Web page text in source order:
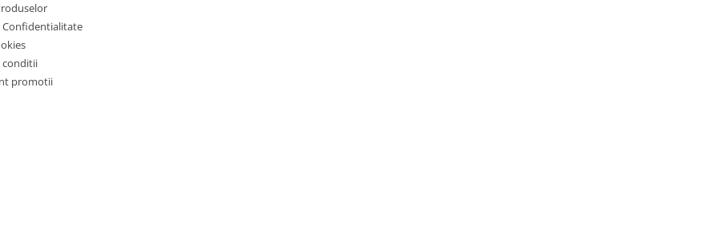
Confidentialitate
conditii
promotii